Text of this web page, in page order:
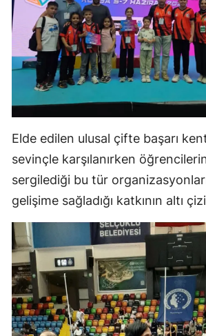
Elde edilen ulusal çifte başarı
sevinçle karşılanırken
sergilediği bu tür
gelişime sağladığı katkının altı